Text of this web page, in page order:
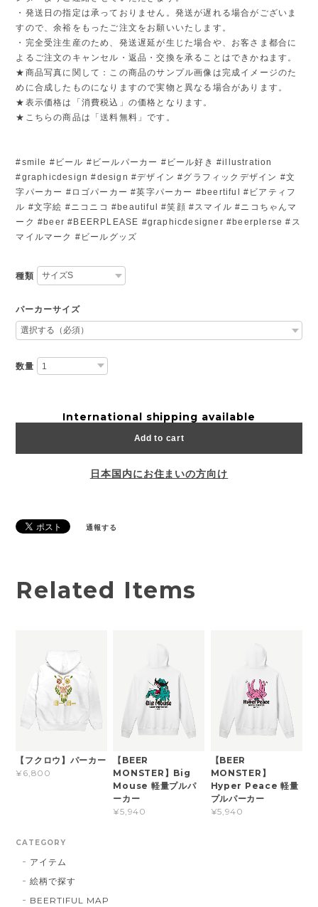
・発送日の指定は承っておりません。発送が遅れる場合がございま
すので、余裕をもったご注文をお願いいたします。
・完全受注生産のため、発送遅延が生じた場合や、お客さま都合に
よるご注文のキャンセル・返品・交換を承ることはできかねます。
★商品写真に関して：この商品のサンプル画像は完成イメージのた
めに合成したものになりますので実物と異なる場合があります。
★表示価格は「消費税込」の価格となります。
★こちらの商品は「送料無料」です。
#smile #ビール #ビールパーカー #ビール好き #illustration
#graphicdesign #design #デザイン #グラフィックデザイン #文
字パーカー #ロゴパーカー #英字パーカー #beertiful #ビアティフ
ル #文字絵 #ニコニコ #beautiful #笑顔 #スマイル #ニコちゃんマ
ーク #beer #BEERPLEASE #graphicdesigner #beerplerse #ス
マイルマーク #ビールグッズ
種類
パーカーサイズ
数量
International shipping available
Add to cart
日本国内にお住まいの方向け
通報する
Related Items
【フクロウ】パーカー
¥6,800
【BEER
MONSTER】Big
Mouse 軽量プルパ
ーカー
¥5,940
【BEER
MONSTER】
Hyper Peace 軽量
プルパーカー
¥5,940
CATEGORY
アイテム
絵柄で探す
BEERTIFUL MAP